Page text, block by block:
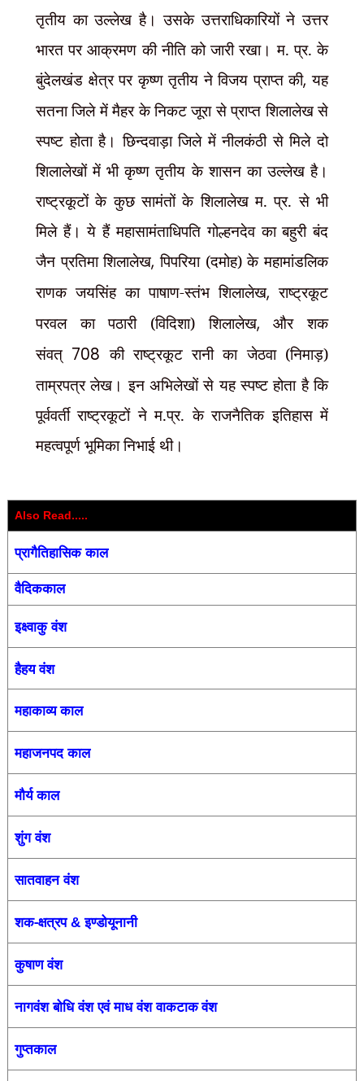
तृतीय का उल्लेख है। उसके उत्तराधिकारियों ने उत्तर
भारत पर आक्रमण की नीति को जारी रखा। म. प्र. के
बुंदेलखंड क्षेत्र पर कृष्ण तृतीय ने विजय प्राप्त की,यह
सतना जिले में मैहर के निकट जूरा से प्राप्त शिलालेख से
स्पष्ट होता है। छिन्दवाड़ा जिले में नीलकंठी से मिले दो
शिलालेखों में भी कृष्ण तृतीय के शासन का उल्लेख है।
राष्ट्रकूटों के कुछ सामंतों के शिलालेख म. प्र. से भी
मिले हैं। ये हैं महासामंताधिपति गोल्हनदेव का बहुरी बंद
जैन प्रतिमा शिलालेख,पिपरिया (दमोह) के महामांडलिक
राणक जयसिंह का पाषाण-स्तंभ शिलालेख,राष्ट्रकूट
परवल का पठारी (विदिशा) शिलालेख,और शक
संवत् 708 की राष्ट्रकूट रानी का जेठवा (निमाड़)
ताम्रपत्र लेख। इन अभिलेखों से यह स्पष्ट होता है कि
पूर्ववर्ती राष्ट्रकूटों ने म.प्र. के राजनैतिक इतिहास में
महत्वपूर्ण भूमिका निभाई थी।
Also Read.....
प्रागैतिहासिक काल
वैदिककाल
इक्ष्वाकु वंश
हैहय वंश
महाकाव्य काल
महाजनपद काल
मौर्य काल
शुंग वंश
सातवाहन वंश
शक-क्षत्रप &इण्डोयूनानी
कुषाण वंश
नागवंश बोधि वंश एवं माध वंशवाकटाक वंश
गुप्तकाल